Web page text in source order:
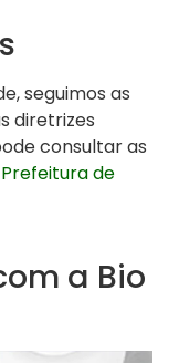
seguimos as
diretrizes
consultar as
Prefeitura de
a Bio